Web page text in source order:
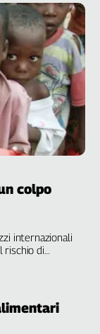
colpo
internazionali
rischio di